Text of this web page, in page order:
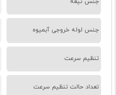
جنس لوله خروجی آبمیوه
تنظیم سرعت
تعداد حالت تنظیم سرعت